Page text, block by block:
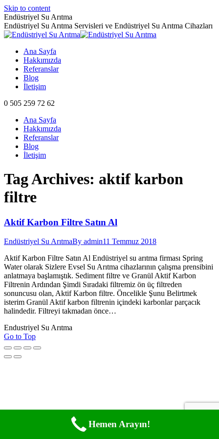
Skip to content
Endüstriyel Su Arıtma
Endüstriyel Su Arıtma Servisleri ve Endüstriyel Su Arıtma Cihazları
Ana Sayfa
Hakkımızda
Referanslar
Blog
İletişim
0 505 259 72 62
Ana Sayfa
Hakkımızda
Referanslar
Blog
İletişim
Tag Archives: aktif karbon
filtre
Aktif Karbon Filtre Satın Al
Endüstriyel Su ArıtmaBy admin11 Temmuz 2018
Aktif Karbon Filtre Satın Al Endüstriyel su arıtma firması Spring
Water olarak Sizlere Evsel Su Arıtma cihazlarının çalışma prensibini
anlatmaya başlamıştık. Sediment filtre ve Granül Aktif Karbon
Filtrenin Ardından Şimdi Sıradaki filtremiz ön üç filtreden
sonuncusu olan, Aktif Karbon filtre. Öncelikle Şunu Belirtmek
isterim Granül Aktif karbon filtrenin içindeki karbonlar parçacık
halindedir. Filtreyi takmadan önce…
Endustriyel Su Arıtma
Go to Top
Hemen Arayın!